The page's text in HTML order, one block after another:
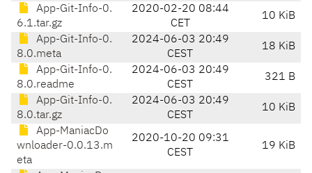
App-Git-Info-0.
6.1.tar.gz
2020-02-20 08:44
CET
10 KiB
App-Git-Info-0.
8.0.meta
2024-06-03 20:49
CEST
18 KiB
App-Git-Info-0.
8.0.readme
2024-06-03 20:49
CEST
321 B
App-Git-Info-0.
8.0.tar.gz
2024-06-03 20:49
CEST
10 KiB
App-ManiacDo
wnloader-0.0.13.m
eta
2020-10-20 09:31
CEST
19 KiB